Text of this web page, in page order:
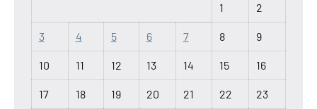
1 2
3 4 5 6 7 8 9
10 11 12 13 14 15 16
17 18 19 20 21 22 23